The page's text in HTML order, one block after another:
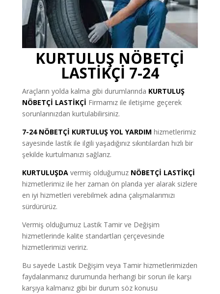
KURTULUŞ NÖBETÇİ
LASTİKÇİ 7-24
Araçların yolda kalma gibi durumlarında KURTULUŞ
NÖBETÇİ LASTİKÇİ Firmamız ile iletişime geçerek
sorunlarınızdan kurtulabilirsiniz.
7-24 NÖBETÇİ KURTULUŞ YOL YARDIM hizmetlerimiz
sayesinde lastik ile ilgili yaşadığınız sıkıntılardan hızlı bir
şekilde kurtulmanızı sağlarız.
KURTULUŞDA vermiş olduğumuz NÖBETÇİ LASTİKÇİ
hizmetlerimiz ile her zaman ön planda yer alarak sizlere
en iyi hizmetleri verebilmek adına çalışmalarımızı
sürdürürüz.
Vermiş olduğumuz Lastik Tamir ve Değişim
hizmetlerinde kalite standartları çerçevesinde
hizmetlerimizi veririz.
Bu sayede Lastik Değişim veya Tamir hizmetlerimizden
faydalanmanız durumunda herhangi bir sorun ile karşı
karşıya kalmanız gibi bir durum söz konusu